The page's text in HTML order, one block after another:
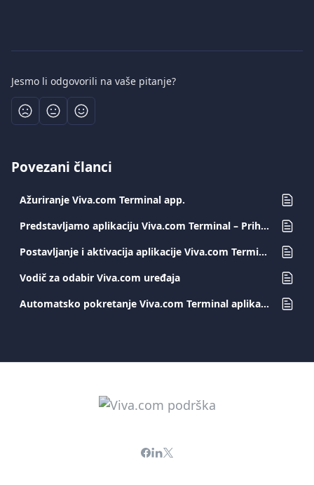
Jesmo li odgovorili na vaše pitanje?
Povezani članci
Ažuriranje Viva.com Terminal app.
Predstavljamo aplikaciju Viva.com Terminal – Prihvaćajte plaćanja bilo gdje
Postavljanje i aktivacija aplikacije Viva.com Terminal
Vodič za odabir Viva.com uređaja
Automatsko pokretanje Viva.com Terminal aplikacije